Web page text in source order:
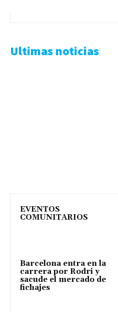
Ultimas noticias
EVENTOS
COMUNITARIOS
Barcelona entra en la
carrera por Rodri y
sacude el mercado de
fichajes